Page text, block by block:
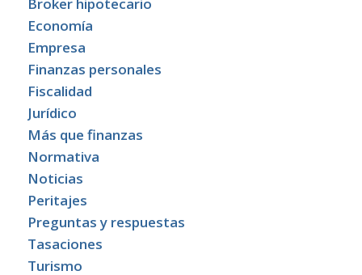
Broker hipotecario
Economía
Empresa
Finanzas personales
Fiscalidad
Jurídico
Más que finanzas
Normativa
Noticias
Peritajes
Preguntas y respuestas
Tasaciones
Turismo